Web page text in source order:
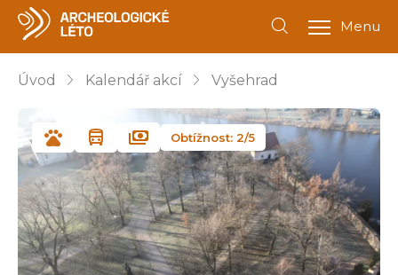
Menu
Úvod Kalendář akcí Vyšehrad
Obtížnost: 2/5